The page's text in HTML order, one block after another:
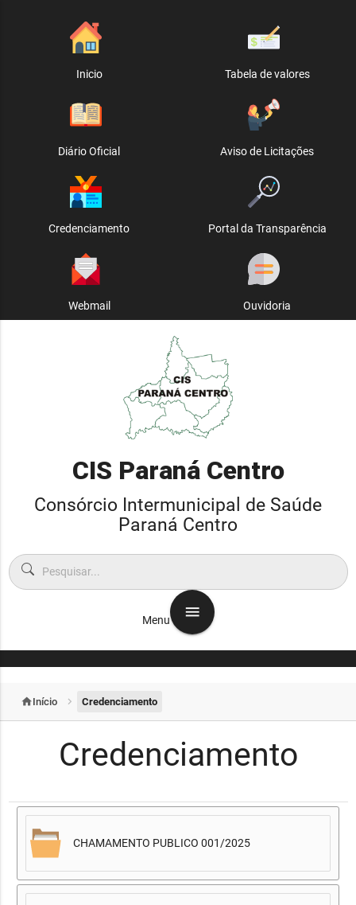
Inicio Tabela de valores
Diário Oficial Aviso de Licitações
Credenciamento Portal da Transparência
Webmail Ouvidoria
Menu menu
CIS Paraná Centro
Consórcio Intermunicipal de Saúde
Paraná Centro
homeInício chevron_right Credenciamento
Credenciamento
CHAMAMENTO PUBLICO 001/2025